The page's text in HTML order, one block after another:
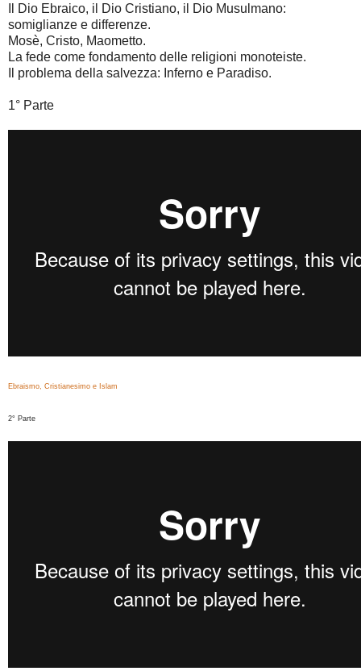
Il Dio Ebraico, il Dio Cristiano, il Dio Musulmano:
somiglianze e differenze.
Mosè, Cristo, Maometto.
La fede come fondamento delle religioni monoteiste.
Il problema della salvezza: Inferno e Paradiso.
1° Parte
Ebraismo, Cristianesimo e Islam
2° Parte